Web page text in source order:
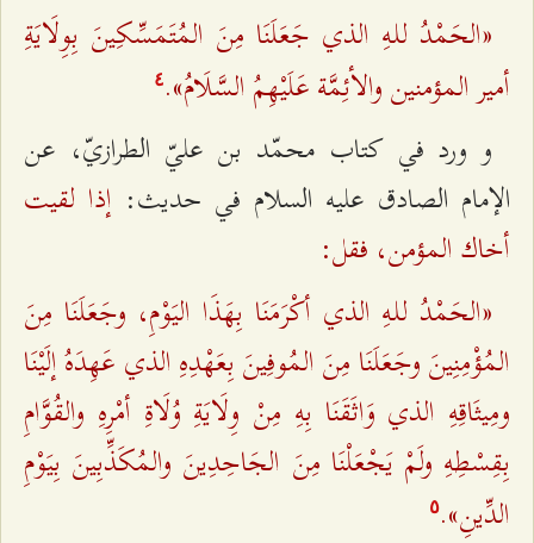
«الحَمْدُ للـهِ الذي جَعَلَنَا مِنَ المُتَمَسِّكِينَ بِوِلَايَةِ
أمير المؤمنين والأئِمَّة عَلَيْهِمُ السَّلَامُ». ٤
و ورد في كتاب محمّد بن عليّ الطرازيّ، عن
الإمام الصادق عليه السلام في حديث: إذا لقيت
أخاك المؤمن، فقل:
«الحَمْدُ للـهِ الذي أكْرَمَنَا بِهَذَا اليَوْمِ، وجَعَلَنَا مِنَ
المُؤْمِنِينَ وجَعَلَنَا مِنَ المُوفِينَ بِعَهْدِهِ الذي عَهِدَهُ إلَيْنَا
ومِيثَاقِهِ الذي وَاثَقَنَا بِهِ مِنْ وِلَايَةِ وُلَاةِ أمْرِهِ والقُوَّامِ
بِقِسْطِهِ ولَمْ يَجْعَلْنَا مِنَ الجَاحِدِينَ والمُكَذِّبِينَ بِيَوْمِ
الدِّينِ».٥